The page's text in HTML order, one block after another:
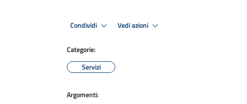
Condividi Vedi azioni
Categorie:
Servizi
Argomenti: